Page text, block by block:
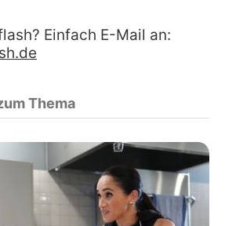
Einfach E-Mail an:
Thema